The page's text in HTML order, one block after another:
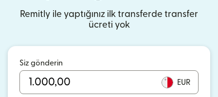
Remitly ile yaptığınız ilk transferde transfer
ücreti yok
Siz gönderin
EUR